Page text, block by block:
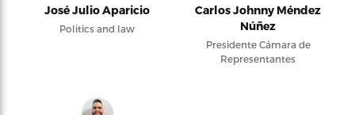
José Julio Aparicio
Politics and law
Carlos Johnny Méndez
Núñez
Presidente Cámara de
Representantes